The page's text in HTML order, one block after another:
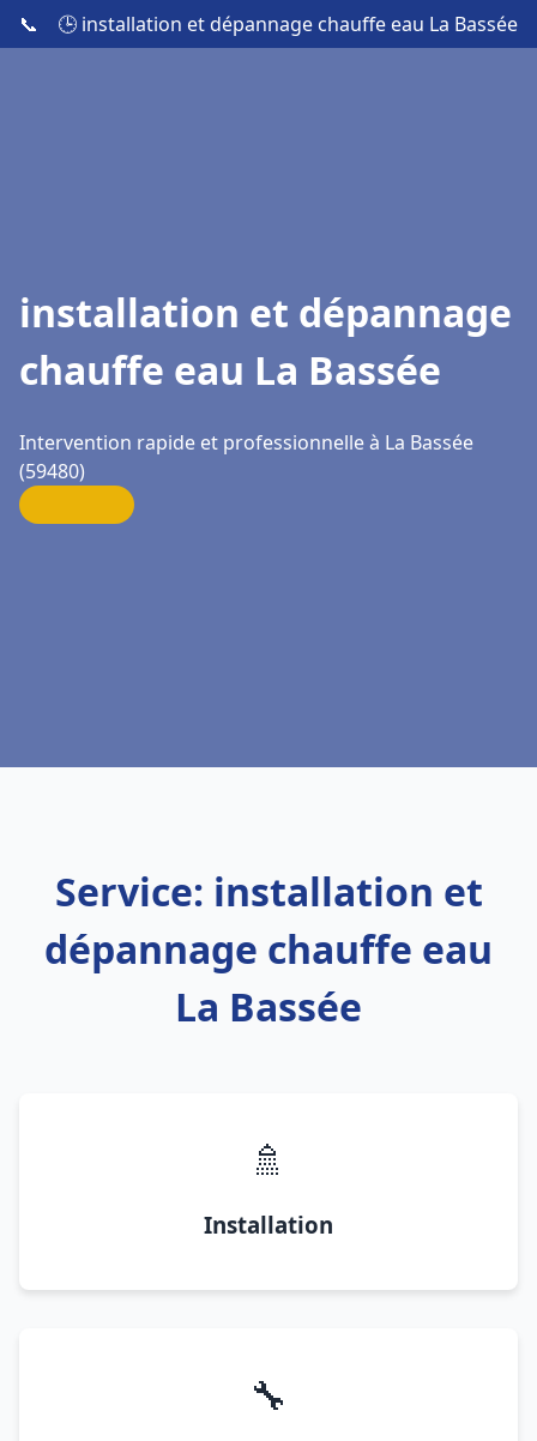
📞 🕒 installation et dépannage chauffe eau La Bassée
installation et dépannage
chauffe eau La Bassée
Intervention rapide et professionnelle à La Bassée
(59480)
Service: installation et
dépannage chauffe eau
La Bassée
🚿
Installation
🔧